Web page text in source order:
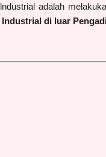
adalah
di luar